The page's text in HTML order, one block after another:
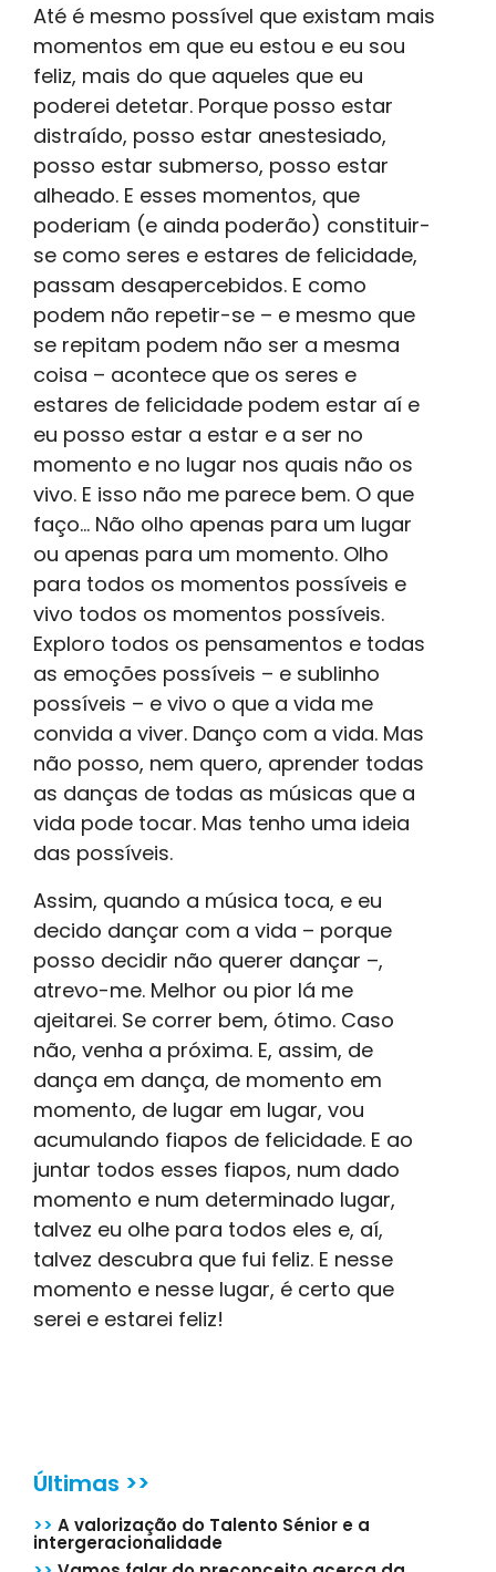
Até é mesmo possível que existam mais
momentos em que eu estou e eu sou
feliz, mais do que aqueles que eu
poderei detetar. Porque posso estar
distraído, posso estar anestesiado,
posso estar submerso, posso estar
alheado. E esses momentos, que
poderiam (e ainda poderão) constituir-
se como seres e estares de felicidade,
passam desapercebidos. E como
podem não repetir-se – e mesmo que
se repitam podem não ser a mesma
coisa – acontece que os seres e
estares de felicidade podem estar aí e
eu posso estar a estar e a ser no
momento e no lugar nos quais não os
vivo. E isso não me parece bem. O que
faço... Não olho apenas para um lugar
ou apenas para um momento. Olho
para todos os momentos possíveis e
vivo todos os momentos possíveis.
Exploro todos os pensamentos e todas
as emoções possíveis – e sublinho
possíveis – e vivo o que a vida me
convida a viver. Danço com a vida. Mas
não posso, nem quero, aprender todas
as danças de todas as músicas que a
vida pode tocar. Mas tenho uma ideia
das possíveis.
Assim, quando a música toca, e eu
decido dançar com a vida – porque
posso decidir não querer dançar –,
atrevo-me. Melhor ou pior lá me
ajeitarei. Se correr bem, ótimo. Caso
não, venha a próxima. E, assim, de
dança em dança, de momento em
momento, de lugar em lugar, vou
acumulando fiapos de felicidade. E ao
juntar todos esses fiapos, num dado
momento e num determinado lugar,
talvez eu olhe para todos eles e, aí,
talvez descubra que fui feliz. E nesse
momento e nesse lugar, é certo que
serei e estarei feliz!
Últimas >>
>> A valorização do Talento Sénior e a
intergeracionalidade